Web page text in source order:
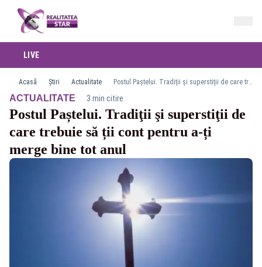
LIVE
Acasă Știri Actualitate Postul Paștelui. Tradiţii şi superstiţii de care trebuie să ții cont pentru a-ți merge bine tot anul
ACTUALITATE· 3 min citire
Postul Paștelui. Tradiţii şi superstiţii de
care trebuie să ții cont pentru a-ți
merge bine tot anul